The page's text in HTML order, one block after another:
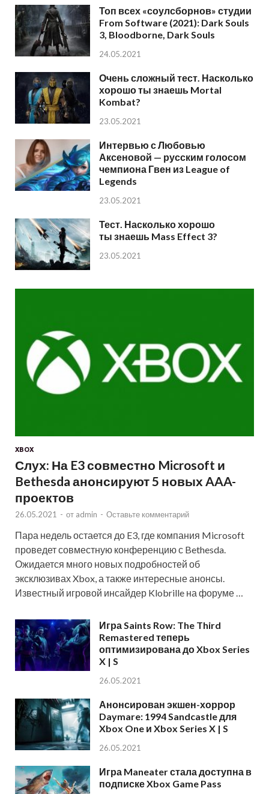
Топ всех «соулсборнов» студии
From Software (2021): Dark Souls
3, Bloodborne, Dark Souls
24.05.2021
Очень сложный тест. Насколько
хорошо ты знаешь Mortal
Kombat?
23.05.2021
Интервью с Любовью
Аксеновой — русским голосом
чемпиона Гвен из League of
Legends
23.05.2021
Тест. Насколько хорошо
ты знаешь Mass Effect 3?
23.05.2021
XBOX
Слух: На E3 совместно Microsoft и
Bethesda анонсируют 5 новых AAA-
проектов
26.05.2021 - от admin - Оставьте комментарий
Пара недель остается до E3, где компания Microsoft
проведет совместную конференцию с Bethesda.
Ожидается много новых подробностей об
эксклюзивах Xbox, а также интересные анонсы.
Известный игровой инсайдер Klobrille на форуме …
Игра Saints Row: The Third
Remastered теперь
оптимизирована до Xbox Series
X | S
26.05.2021
Анонсирован экшен-хоррор
Daymare: 1994 Sandcastle для
Xbox One и Xbox Series X | S
26.05.2021
Игра Maneater стала доступна в
подписке Xbox Game Pass